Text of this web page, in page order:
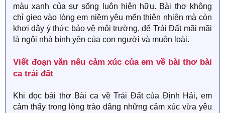
màu xanh của sự sống luôn hiện hữu. Bài thơ không
chỉ gieo vào lòng em niềm yêu mến thiên nhiên mà còn
khơi dậy ý thức bảo vệ môi trường, để Trái Đất mãi mãi
là ngôi nhà bình yên của con người và muôn loài.
Viết đoạn văn nêu cảm xúc của em về bài thơ bài
ca trái đất​
Khi đọc bài thơ Bài ca về Trái Đất của Định Hải, em
cảm thấy trong lòng trào dâng những cảm xúc vừa yêu